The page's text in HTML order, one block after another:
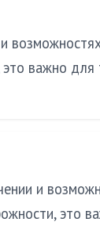
важно для
и
это